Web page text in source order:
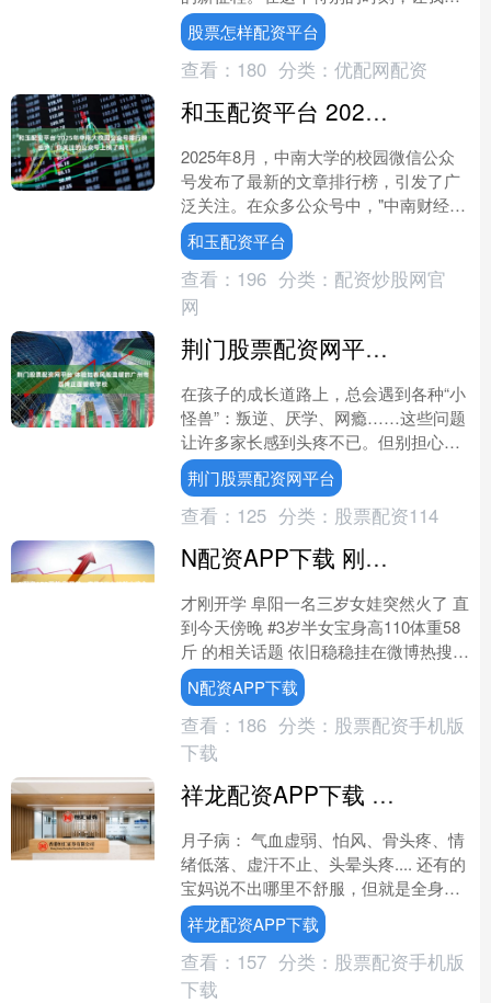
相聚在开学典礼的舞台，用青春与热情
点亮新的起点。开学典....
股票怎样配资平台
查看： 180 分类： 优配网配资
和玉配资平台 2025年中南大校园公众号排行榜出炉！你关注的公众号上榜了吗？
2025年8月，中南大学的校园微信公众
号发布了最新的文章排行榜，引发了广
泛关注。在众多公众号中，"中南财经政
法大学本科招生"以663.97的WCI值位居
第一，显....
和玉配资平台
查看： 196 分类： 配资炒股网官
网
荆门股票配资网平台 体验如春风般温暖的广州市荔湾正面管教学校
在孩子的成长道路上，总会遇到各种“小
怪兽”：叛逆、厌学、网瘾……这些问题
让许多家长感到头疼不已。但别担心，
广州市荔湾正面管教学校——树同教
育，正是您解决这些烦恼....
荆门股票配资网平台
查看： 125 分类： 股票配资114
N配资APP下载 刚开学，安徽3岁女娃就火遍全国！妈妈回应：准备减肥了！
才刚开学 阜阳一名三岁女娃突然火了 直
到今天傍晚 #3岁半女宝身高110体重58
斤 的相关话题 依旧稳稳挂在微博热搜上
这个自带 “超萌体型 Buff” 的小家....
N配资APP下载
查看： 186 分类： 股票配资手机版
下载
祥龙配资APP下载 生完孩子的月子病，也会植物神经紊乱...
月子病： 气血虚弱、怕风、骨头疼、情
绪低落、虚汗不止、头晕头疼.... 还有的
宝妈说不出哪里不舒服，但就是全身都
不舒服。实际上，月子病，如果不是肌
肉肌腱劳损，如....
祥龙配资APP下载
查看： 157 分类： 股票配资手机版
下载